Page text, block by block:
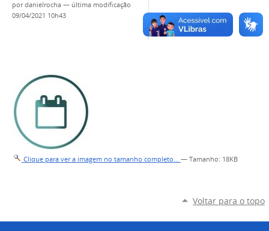
pordanielrocha — última modificação
09/04/2021 10h43
Clique para ver a imagem no tamanho completo… — Tamanho: 18KB
Voltar para o topo